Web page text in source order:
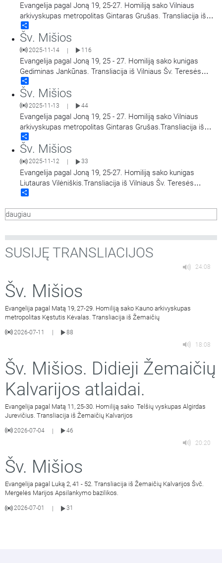
Evangelija pagal Joną 19, 25-27. Homiliją sako Vilniaus
arkivyskupas metropolitas Gintaras Grušas. Transliacija iš
Vilniaus Šv. Teresės bažnyčios. Aušros Vartų Švč. Mergelės
Marijos Gailestingumo Motinos atlaidai.
Šv. Mišios
2025-11-14 | 116
Evangelija pagal Joną 19, 25 - 27. Homiliją sako kunigas
Gediminas Jankūnas. Transliacija iš Vilniaus Šv. Teresės
bažnyčios. Aušros Vartų Švč. Mergelės Marijos
Gailestingumo Motinos atlaidai.
Šv. Mišios
2025-11-13 | 44
Evangelija pagal Joną 19, 25 - 27. Homiliją sako Vilniaus
arkivyskupas metropolitas Gintaras Grušas.Transliacija iš
Vilniaus Šv. Teresės bažnyčios. Aušros Vartų Švč. Mergelės
Marijos Gailestingumo Motinos atlaidai.
Šv. Mišios
2025-11-12 33
Evangelija pagal Joną 19, 25-27. Homiliją sako kunigas
Liutauras Vilėniškis.Transliacija iš Vilniaus Šv. Teresės
bažnyčios. Aušros Vartų Švč. Mergelės Marijos
daugiau
SUSIJĘ TRANSLIACIJOS
24:08
Šv. Mišios
Evangelija pagal Matą 19, 27-29. Homiliją sako Kauno arkivyskupas
metropolitas Kęstutis Kėvalas. Transliacija iš Žemaičių
2026-07-11
88
18:08
Šv. Mišios. Didieji Žemaičių
Kalvarijos atlaidai.
Evangelija pagal Matą 11, 25-30. Homiliją sako Telšių vyskupas Algirdas
Jurevičius. Transliacija iš Žemaičių Kalvarijos
2026-07-04 |
46
20:20
Šv. Mišios
Evangelija pagal Luką 2, 41 - 52. Transliacija iš Žemaičių Kalvarijos Švč.
Mergelės Marijos Apsilankymo bazilikos.
2026-07-01 31